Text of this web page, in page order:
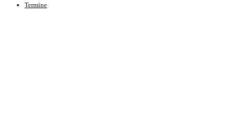
Termine